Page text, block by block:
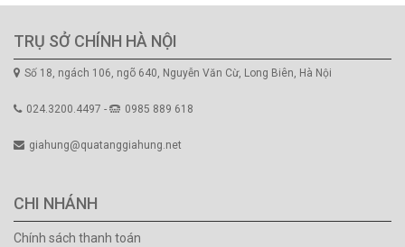
TRỤ SỞ CHÍNH HÀ NỘI
Số 18, ngách 106, ngõ 640, Nguyễn Văn Cừ, Long Biên, Hà Nội
024.3200.4497 - 0985 889 618
giahung@quatanggiahung.net
CHI NHÁNH
Chính sách thanh toán